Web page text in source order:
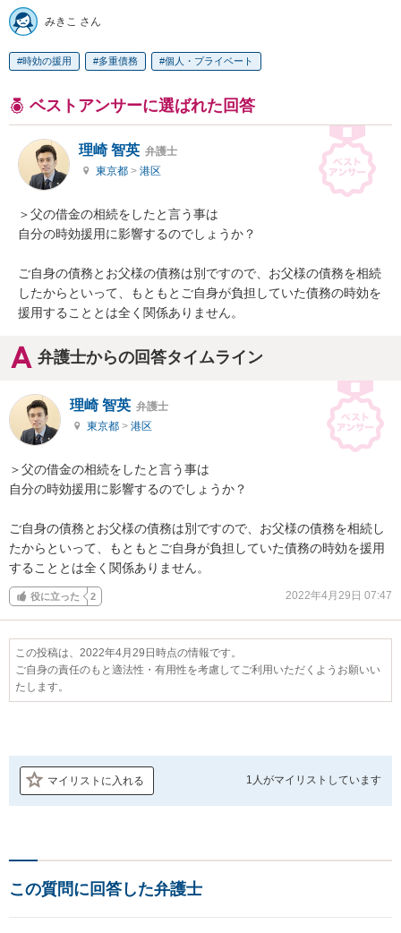
みきこ さん
時効の援用 多重債務 個人・プライベート
ベストアンサーに選ばれた回答
理崎 智英 弁護士
東京都 > 港区
＞父の借金の相続をしたと言う事は
自分の時効援用に影響するのでしょうか？
ご自身の債務とお父様の債務は別ですので、お父様の債務を相続
したからといって、もともとご自身が負担していた債務の時効を
援用することとは全く関係ありません。
弁護士からの回答タイムライン
理崎 智英 弁護士
東京都 > 港区
＞父の借金の相続をしたと言う事は
自分の時効援用に影響するのでしょうか？
ご自身の債務とお父様の債務は別ですので、お父様の債務を相続し
たからといって、もともとご自身が負担していた債務の時効を援用
することとは全く関係ありません。
役に立った 2 2022年4月29日 07:47
この投稿は、2022年4月29日時点の情報です。
ご自身の責任のもと適法性・有用性を考慮してご利用いただくようお願いい
たします。
マイリストに入れる 1人がマイリストしています
この質問に回答した弁護士